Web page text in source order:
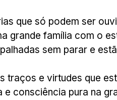
que só podem ser
grande família com o
sem parar e
traços e virtudes que
consciência pura na